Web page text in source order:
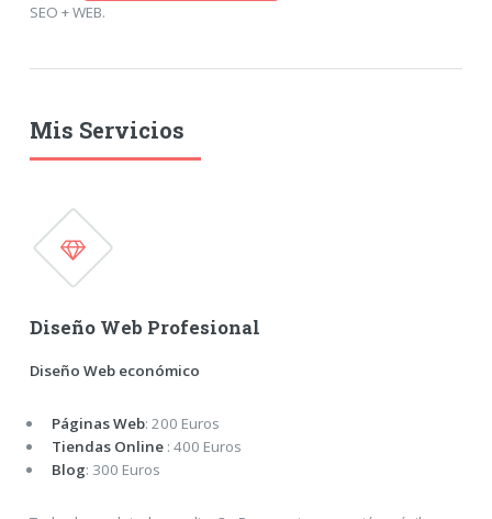
SEO + WEB.
Mis Servicios
Diseño Web Profesional
Diseño Web económico
Páginas Web: 200 Euros
Tiendas Online: 400 Euros
Blog: 300 Euros